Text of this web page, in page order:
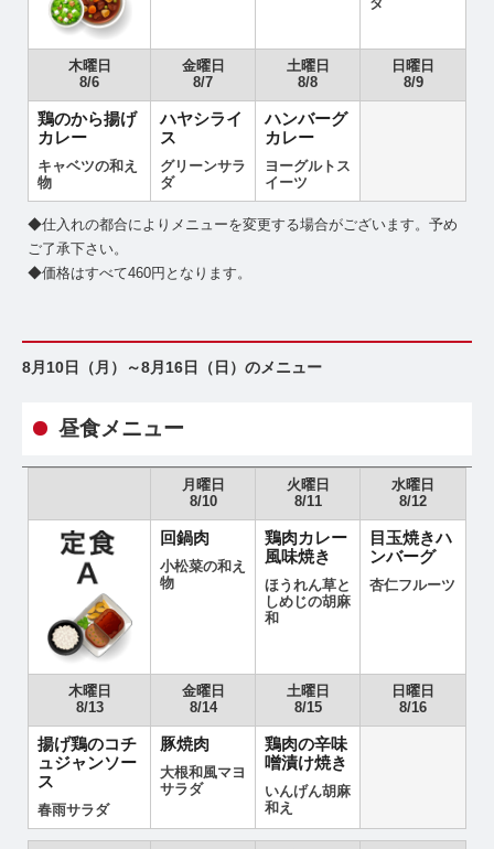
ダ
木曜日
8/6
金曜日
8/7
土曜日
8/8
日曜日
8/9
鶏のから揚げ
カレー
キャベツの和え
物
ハヤシライ
ス
グリーンサラ
ダ
ハンバーグ
カレー
ヨーグルトス
イーツ
◆仕入れの都合によりメニューを変更する場合がございます。予め
ご了承下さい。
◆価格はすべて460円となります。
8月10日（月）～8月16日（日）のメニュー
昼食メニュー
月曜日
8/10
火曜日
8/11
水曜日
8/12
回鍋肉
小松菜の和え
物
鶏肉カレー
風味焼き
ほうれん草と
しめじの胡麻
和
目玉焼きハ
ンバーグ
杏仁フルーツ
木曜日
8/13
金曜日
8/14
土曜日
8/15
日曜日
8/16
揚げ鶏のコチ
ュジャンソー
ス
春雨サラダ
豚焼肉
大根和風マヨ
サラダ
鶏肉の辛味
噌漬け焼き
いんげん胡麻
和え